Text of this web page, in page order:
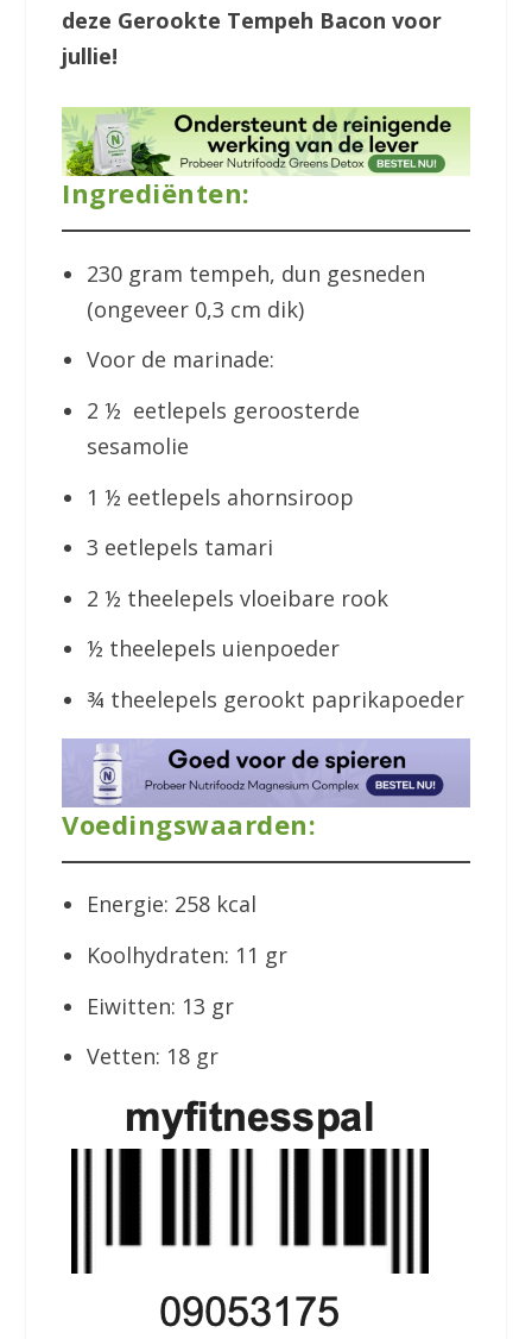
deze Gerookte Tempeh Bacon voor
jullie!
Ingrediënten:
230 gram tempeh, dun gesneden
(ongeveer 0,3 cm dik)
Voor de marinade:
2 ½ eetlepels geroosterde
sesamolie
1 ½ eetlepels ahornsiroop
3 eetlepels tamari
2 ½ theelepels vloeibare rook
½ theelepels uienpoeder
¾ theelepels gerookt paprikapoeder
Voedingswaarden:
Energie: 258 kcal
Koolhydraten: 11 gr
Eiwitten: 13 gr
Vetten: 18 gr